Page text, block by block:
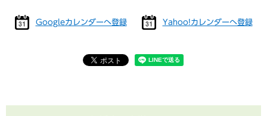
Googleカレンダーへ登録 Yahoo!カレンダーへ登録